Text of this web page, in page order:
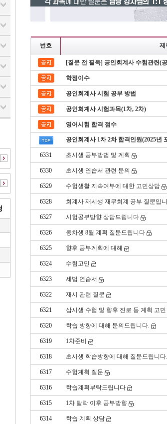
번호 제
[질문 전 필독] 공인회계사 수험관련(
학점이수
공인회계사 시험 공부 방법
공인회계사 시험과목(1차, 2차)
영어시험 합격 점수
공인회계사 1차 2차 합격인원(2025년
6331 초시생 공부방법 및 계획
6330 초시생 연습서 관련 문의
6329 수험생활 지속여부에 대한 고민상담
6328 회계사 재시생 재무회계 공부 질문입
6327 시험공부방향 상담드립니다
6326 동차생 8월 계획 질문드립니다
6325 향후 공부계획에 대해
6324 수험고민
6323 세법 연습서
6322 재시 관련 질문
6321 삼시생 수험 및 향후 진로 등 계획 고민
6320 학습 방향에 대해 문의드립니다.
6319 1차준비
6318 초시생 학습방향에 대해 질문드립니다.
6317 수험계획 질문
6316 학습계획부탁드립니다
6315 1차 탈락 이후 공부방향
6314 학습 계획 상담